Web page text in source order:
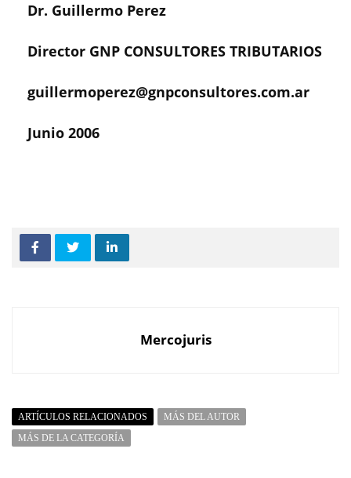
Dr. Guillermo Perez
Director GNP CONSULTORES TRIBUTARIOS
guillermoperez@gnpconsultores.com.ar
Junio 2006
Mercojuris
ARTÍCULOS RELACIONADOS
MÁS DEL AUTOR
MÁS DE LA CATEGORÍA